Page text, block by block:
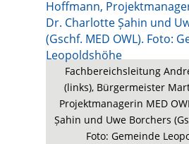
Fachbereichsleitung
(links), Bürgermeister
Projektmanagerin MED
Șahin und Uwe Borchers
Foto: Gemeinde